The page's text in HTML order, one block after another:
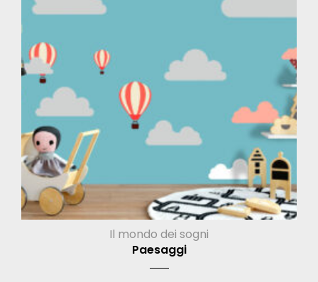
Il mondo dei sogni
Paesaggi